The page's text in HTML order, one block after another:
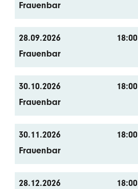
Frauenbar
28.09.2026
18:00
Frauenbar
30.10.2026
18:00
Frauenbar
30.11.2026
18:00
Frauenbar
28.12.2026
18:00